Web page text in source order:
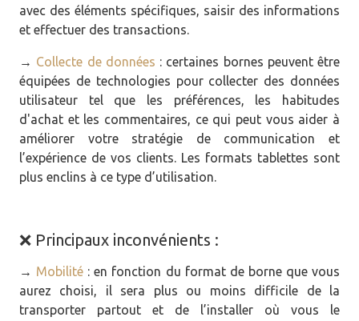
avec des éléments spécifiques, saisir des informations
et effectuer des transactions.
→ Collecte de données : certaines bornes peuvent être
équipées de technologies pour collecter des données
utilisateur tel que les préférences, les habitudes
d'achat et les commentaires, ce qui peut vous aider à
améliorer votre stratégie de communication et
l’expérience de vos clients. Les formats tablettes sont
plus enclins à ce type d’utilisation.
❌ Principaux inconvénients :
→ Mobilité : en fonction du format de borne que vous
aurez choisi, il sera plus ou moins difficile de la
transporter partout et de l’installer où vous le